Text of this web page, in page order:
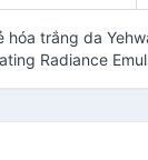
hóa trắng da
Radiance